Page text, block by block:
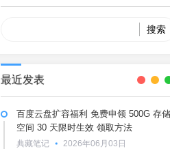
最近发表
百度云盘扩容福利 免费申领 500G 存储
空间 30 天限时生效 领取方法
典藏笔记 2026年06月03日